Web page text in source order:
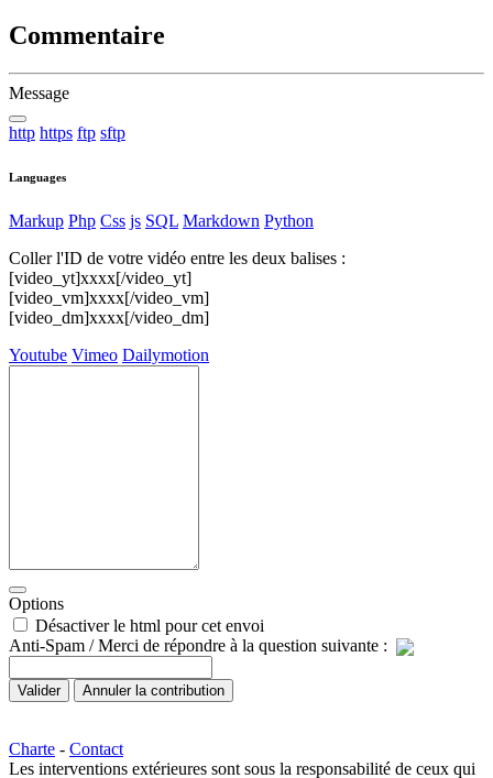
Commentaire
Message
http https ftp sftp
Languages
Markup Php Css js SQL Markdown Python
Coller l'ID de votre vidéo entre les deux balises :
[video_yt]xxxx[/video_yt]
[video_vm]xxxx[/video_vm]
[video_dm]xxxx[/video_dm]
Youtube Vimeo Dailymotion
Options
Désactiver le html pour cet envoi
Anti-Spam / Merci de répondre à la question suivante :
Charte - Contact
Les interventions extérieures sont sous la responsabilité de ceux qui